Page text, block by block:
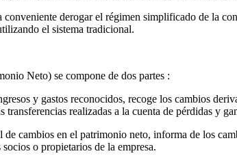
conveniente derogar el régimen simplificado de la
el sistema tradicional.
Neto) se compone de dos partes :
y gastos reconocidos, recoge los cambios
realizadas a la cuenta de pérdidas y
de cambios en el patrimonio neto, informa de los
o propietarios de la empresa.